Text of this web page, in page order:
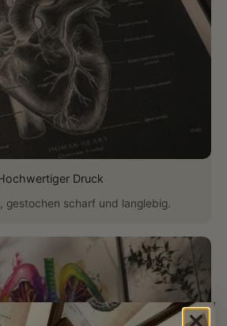
Druck
gestochen scharf und langlebig.